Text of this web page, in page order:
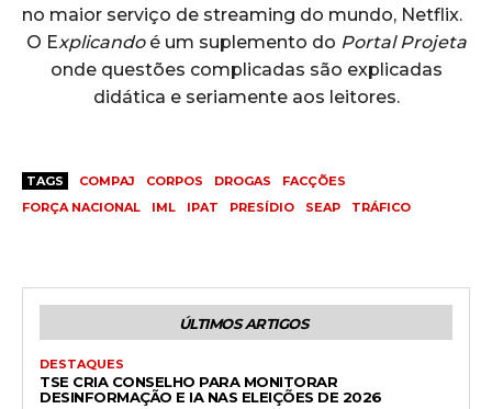
no maior serviço de streaming do mundo, Netflix.
O Explicando é um suplemento do Portal Projeta
onde questões complicadas são explicadas
didática e seriamente aos leitores.
TAGS COMPAJ CORPOS DROGAS
FACÇÕES
FORÇA NACIONAL
IML IPAT PRESÍDIO SEAP TRÁFICO
ÚLTIMOS ARTIGOS
DESTAQUES
TSE CRIA CONSELHO PARA MONITORAR
DESINFORMAÇÃO E IA NAS ELEIÇÕES DE 2026